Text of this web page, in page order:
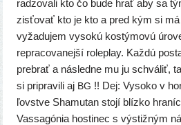
ra­dzo­va­li kto čo bude hrať aby sa
zis­ťo­vať kto je kto a pred kým si
vyža­du­jem vyso­kú kos­tý­mo­vú
rep­ra­co­va­nej­ší rolep­lay. Každú
pre­brať a násled­ne mu ju schvá­liť,
si pri­pra­vi­li aj BG !! Dej: Vysoko v
ľov­stve Shamutan sto­jí blíz­ko
Vassagónia hos­ti­nec s výstiž­ným